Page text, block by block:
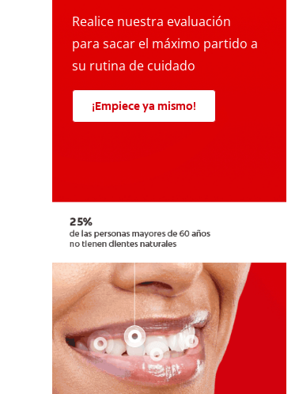
Realice nuestra evaluación
para sacar el máximo partido a
su rutina de cuidado
¡Empiece ya mismo!